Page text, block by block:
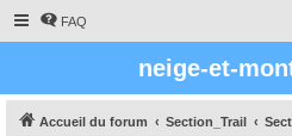
FAQ
neige-et-
Accueil du forum Section_Trail